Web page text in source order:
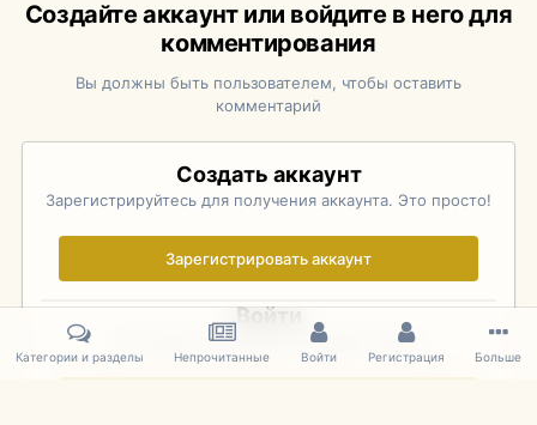
Создайте аккаунт или войдите в него для
комментирования
Вы должны быть пользователем, чтобы оставить
комментарий
Создать аккаунт
Зарегистрируйтесь для получения аккаунта. Это просто!
Зарегистрировать аккаунт
Войти
Уже зарегистрированы? Войдите здесь.
Категории и разделы Непрочитанные Войти Регистрация Больше